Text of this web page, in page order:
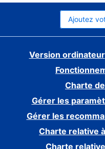
Ajoutez
Version ordinateur
Charte
Gérer les
Gérer les
Charte relative
Charte